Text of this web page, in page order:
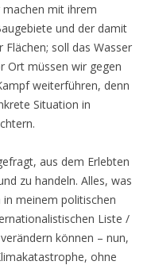
mit ihrem
und der damit
soll das Wasser
Ort müssen wir gegen
weiterführen, denn
Situation in
aus dem Erlebten
zu handeln. Alles, was
meinem politischen
Liste /
können – nun,
ohne